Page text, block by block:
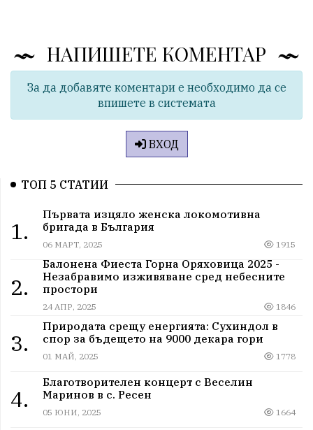
НАПИШЕТЕ КОМЕНТАР
За да добавяте коментари е необходимо да се
впишете в системата
ВХОД
ТОП 5 СТАТИИ
1.
Първата изцяло женска локомотивна
бригада в България
06 МАРТ, 2025 1915
2.
Балонена Фиеста Горна Оряховица 2025 -
Незабравимо изживяване сред небесните
простори
24 АПР, 2025 1846
3.
Природата срещу енергията: Сухиндол в
спор за бъдещето на 9000 декара гори
01 МАЙ, 2025 1778
4.
Благотворителен концерт с Веселин
Маринов в с. Ресен
05 ЮНИ, 2025 1664